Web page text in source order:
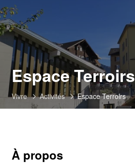
Espace Terroirs
Vivre Activités Espace Terroirs
À propos